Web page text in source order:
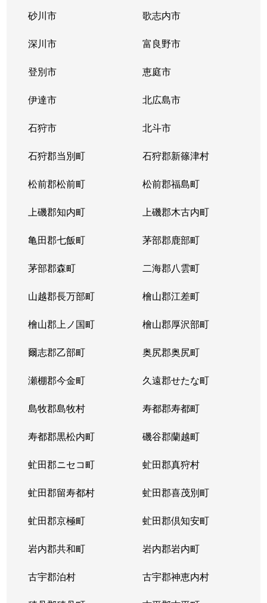
南３３条西
1,600万円 澄川
南３４条西
澄川
砂川市 歌志内市
深川市 富良野市
登別市 恵庭市
伊達市 北広島市
石狩市 北斗市
石狩郡当別町 石狩郡新篠津村
松前郡松前町 松前郡福島町
上磯郡知内町 上磯郡木古内町
亀田郡七飯町 茅部郡鹿部町
茅部郡森町 二海郡八雲町
山越郡長万部町 檜山郡江差町
檜山郡上ノ国町 檜山郡厚沢部町
爾志郡乙部町 奥尻郡奥尻町
瀬棚郡今金町 久遠郡せたな町
島牧郡島牧村 寿都郡寿都町
寿都郡黒松内町 磯谷郡蘭越町
虻田郡ニセコ町 虻田郡真狩村
虻田郡留寿都村 虻田郡喜茂別町
虻田郡京極町 虻田郡倶知安町
岩内郡共和町 岩内郡岩内町
古宇郡泊村 古宇郡神恵内村